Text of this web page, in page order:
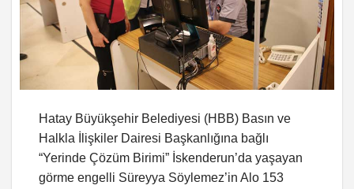
Hatay Büyükşehir Belediyesi (HBB) Basın ve
Halkla İlişkiler Dairesi Başkanlığına bağlı
“Yerinde Çözüm Birimi” İskenderun’da yaşayan
görme engelli Süreyya Söylemez’in Alo 153